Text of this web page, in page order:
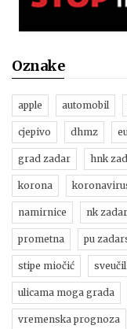
Oznake
apple automobil
cjepivo dhmz eu
grad zadar hnk
korona
namirnice nk zadar
prometna pu
stipe miočić
ulicama moga grada
vremenska prognoza